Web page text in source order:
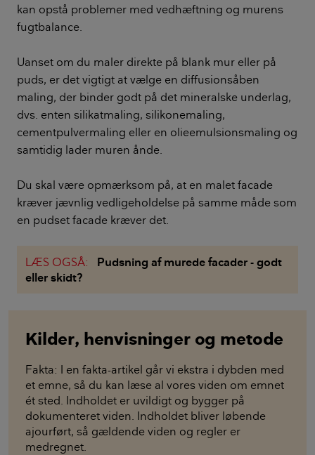
kan opstå problemer med vedhæftning og murens
fugtbalance.
Uanset om du maler direkte på blank mur eller på
puds, er det vigtigt at vælge en diffusionsåben
maling, der binder godt på det mineralske underlag,
dvs. enten silikatmaling, silikonemaling,
cementpulvermaling eller en olieemulsionsmaling og
samtidig lader muren ånde.
Du skal være opmærksom på, at en malet facade
kræver jævnlig vedligeholdelse på samme måde som
en pudset facade kræver det.
LÆS OGSÅ:
Pudsning af murede facader - godt
eller skidt?
Kilder, henvisninger og metode
Fakta: I en fakta-artikel går vi ekstra i dybden med
et emne, så du kan læse al vores viden om emnet
ét sted. Indholdet er uvildigt og bygger på
dokumenteret viden. Indholdet bliver løbende
ajourført, så gældende viden og regler er
medregnet.